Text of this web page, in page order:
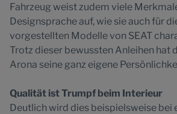
Fahrzeug weist zudem viele
Designsprache auf, wie sie auch für
vorgestellten Modelle von SEAT
Trotz dieser bewussten Anleihen hat
Arona seine ganz eigene
Qualität ist Trumpf beim Interieur
Deutlich wird dies beispielsweise bei